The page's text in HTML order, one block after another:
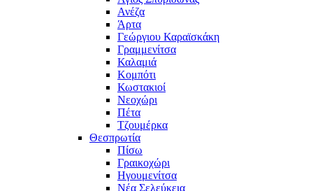
Ανέζα
Άρτα
Γεώργιου Καραϊσκάκη
Γραμμενίτσα
Καλαμιά
Κομπότι
Κωστακιοί
Νεοχώρι
Πέτα
Τζουμέρκα
Θεσπρωτία
Πίσω
Γραικοχώρι
Ηγουμενίτσα
Νέα Σελεύκεια